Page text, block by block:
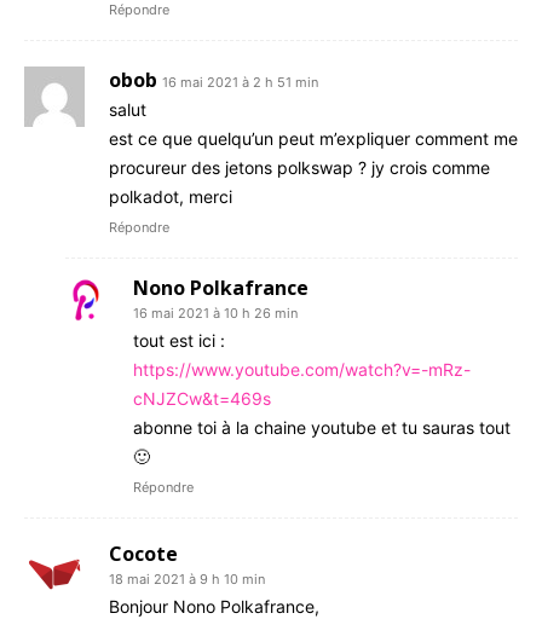
Répondre
obob 16 mai 2021 à 2 h 51 min
salut
est ce que quelqu’un peut m’expliquer comment me
procureur des jetons polkswap ? jy crois comme
polkadot, merci
Répondre
Nono Polkafrance
16 mai 2021 à 10 h 26 min
tout est ici :
https://www.youtube.com/watch?v=-mRz-
cNJZCw&t=469s
abonne toi à la chaine youtube et tu sauras tout
🙂
Répondre
Cocote
18 mai 2021 à 9 h 10 min
Bonjour Nono Polkafrance,